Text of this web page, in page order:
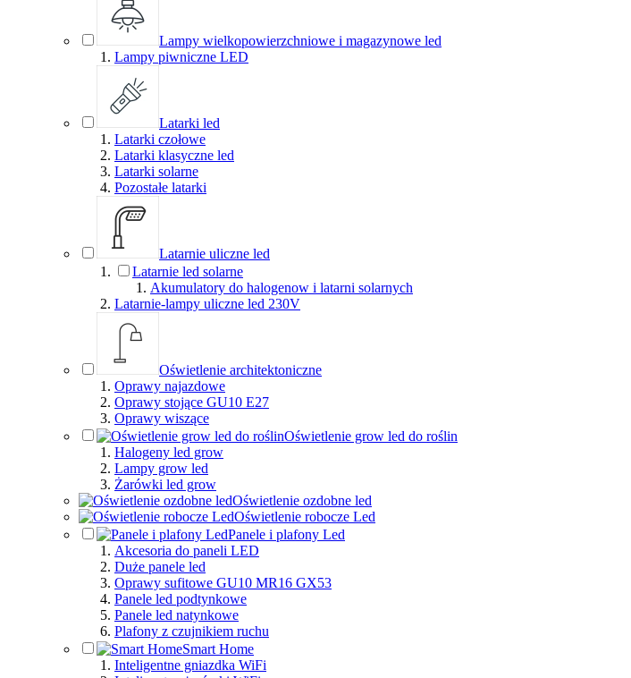
Lampy wielkopowierzchniowe i magazynowe led
Lampy piwniczne LED
Latarki led
Latarki czołowe
Latarki klasyczne led
Latarki solarne
Pozostałe latarki
Latarnie uliczne led
Latarnie led solarne
Akumulatory do halogenow i latarni solarnych
Latarnie-lampy uliczne led 230V
Oświetlenie architektoniczne
Oprawy najazdowe
Oprawy stojące GU10 E27
Oprawy wiszące
Oświetlenie grow led do roślin
Halogeny led grow
Lampy grow led
Żarówki led grow
Oświetlenie ozdobne led
Oświetlenie robocze Led
Panele i plafony Led
Akcesoria do paneli LED
Duże panele led
Oprawy sufitowe GU10 MR16 GX53
Panele led podtynkowe
Panele led natynkowe
Plafony z czujnikiem ruchu
Smart Home
Inteligentne gniazdka WiFi